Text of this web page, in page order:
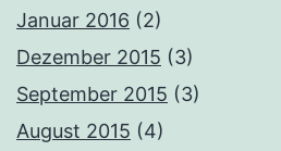
Januar 2016 (2)
Dezember 2015 (3)
September 2015 (3)
August 2015 (4)